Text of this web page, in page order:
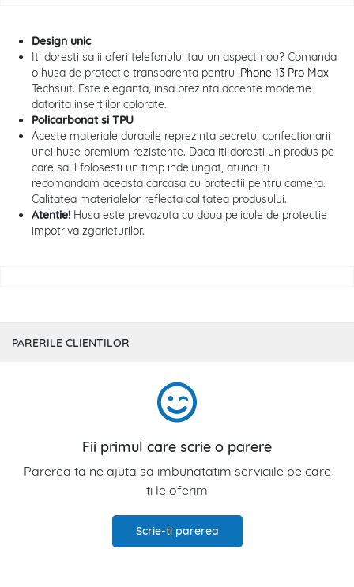
Design unic
Iti doresti sa ii oferi telefonului tau un aspect nou? Comanda
o husa de protectie transparenta pentru iPhone 13 Pro Max
Techsuit. Este eleganta, insa prezinta accente moderne
datorita insertiilor colorate.
Policarbonat si TPU
Aceste materiale durabile reprezinta secretul confectionarii
unei huse premium rezistente. Daca iti doresti un produs pe
care sa il folosesti un timp indelungat, atunci iti
recomandam aceasta carcasa cu protectii pentru camera.
Calitatea materialelor reflecta calitatea produsului.
Atentie! Husa este prevazuta cu doua pelicule de protectie
impotriva zgarieturilor.
PARERILE CLIENTILOR
Fii primul care scrie o parere
Parerea ta ne ajuta sa imbunatatim serviciile pe care
ti le oferim
Scrie-ti parerea